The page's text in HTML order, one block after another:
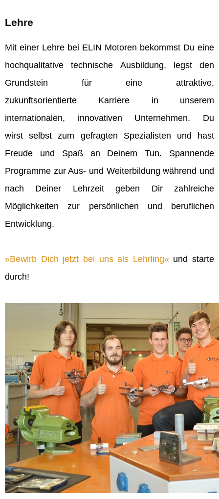
Lehre
Mit einer Lehre bei ELIN Motoren bekommst Du eine
hochqualitative technische Ausbildung, legst den
Grundstein für eine attraktive,
zukunftsorientierte Karriere in unserem
internationalen, innovativen Unternehmen. Du
wirst selbst zum gefragten Spezialisten und hast
Freude und Spaß an Deinem Tun. Spannende
Programme zur Aus- und Weiterbildung während und
nach Deiner Lehrzeit geben Dir zahlreiche
Möglichkeiten zur persönlichen und beruflichen
Entwicklung.
Bewirb Dich jetzt bei uns als Lehrling und starte
durch!